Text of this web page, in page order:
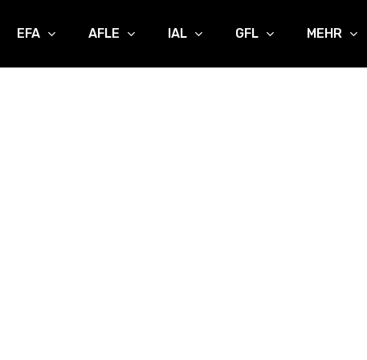
EFA AFLE IAL GFL MEHR